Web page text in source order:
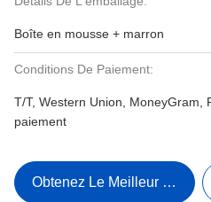
Boîte en mousse + marron
Conditions De Paiement:
T/T, Western Union, MoneyGram,
paiement
Obtenez Le Meilleur Prix